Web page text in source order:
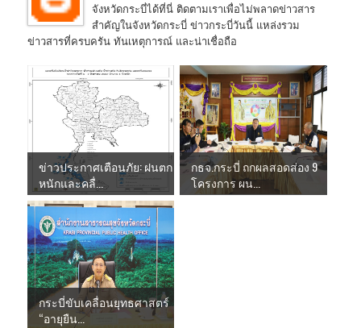
จังหวัดกระบี่ได้ที่นี่ ติดตามเราเพื่อไม่พลาดข่าวสาร
สำคัญในจังหวัดกระบี่ ข่าวกระบี่วันนี้ แหล่งรวม
ข่าวสารที่ครบครัน ทันเหตุการณ์ และน่าเชื่อถือ
ข่าวประกาศเตือนภัย: ฝนตก
หนักและคลื่...
กธจ.กระบี่ ถกผลสอดส่อง 9
โครงการ ผน...
กระบี่ขับเคลื่อนยุทธศาสตร์
“อายุยืน...